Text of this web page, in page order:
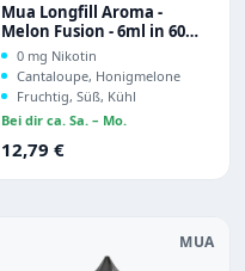
Mua Longfill Aroma -
Melon Fusion - 6ml in 60ml
Flasche
0 mg Nikotin
Cantaloupe, Honigmelone
Fruchtig, Süß, Kühl
Bei dir ca. Sa. – Mo.
Regulärer Preis:
12,79 €
MUA